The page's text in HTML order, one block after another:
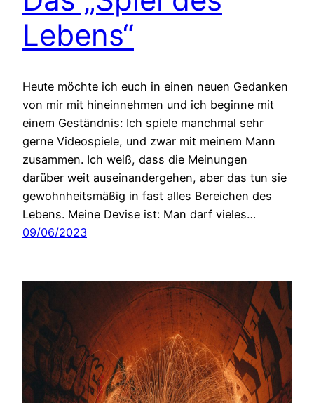
Lebens“
Heute möchte ich euch in einen neuen Gedanken
von mir mit hineinnehmen und ich beginne mit
einem Geständnis: Ich spiele manchmal sehr
gerne Videospiele, und zwar mit meinem Mann
zusammen. Ich weiß, dass die Meinungen
darüber weit auseinandergehen, aber das tun sie
gewohnheitsmäßig in fast alles Bereichen des
Lebens. Meine Devise ist: Man darf vieles…
09/06/2023